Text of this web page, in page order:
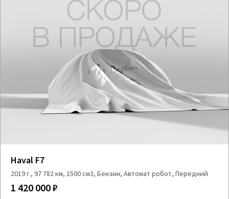
Haval F7
2019 г., 97 782 км, 1500 см3, Бензин, Автомат робот, Передний
1 420 000 ₽